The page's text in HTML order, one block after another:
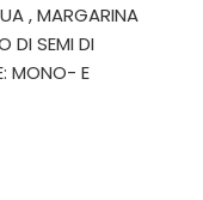
, MARGARINA
DI SEMI DI
MONO- E